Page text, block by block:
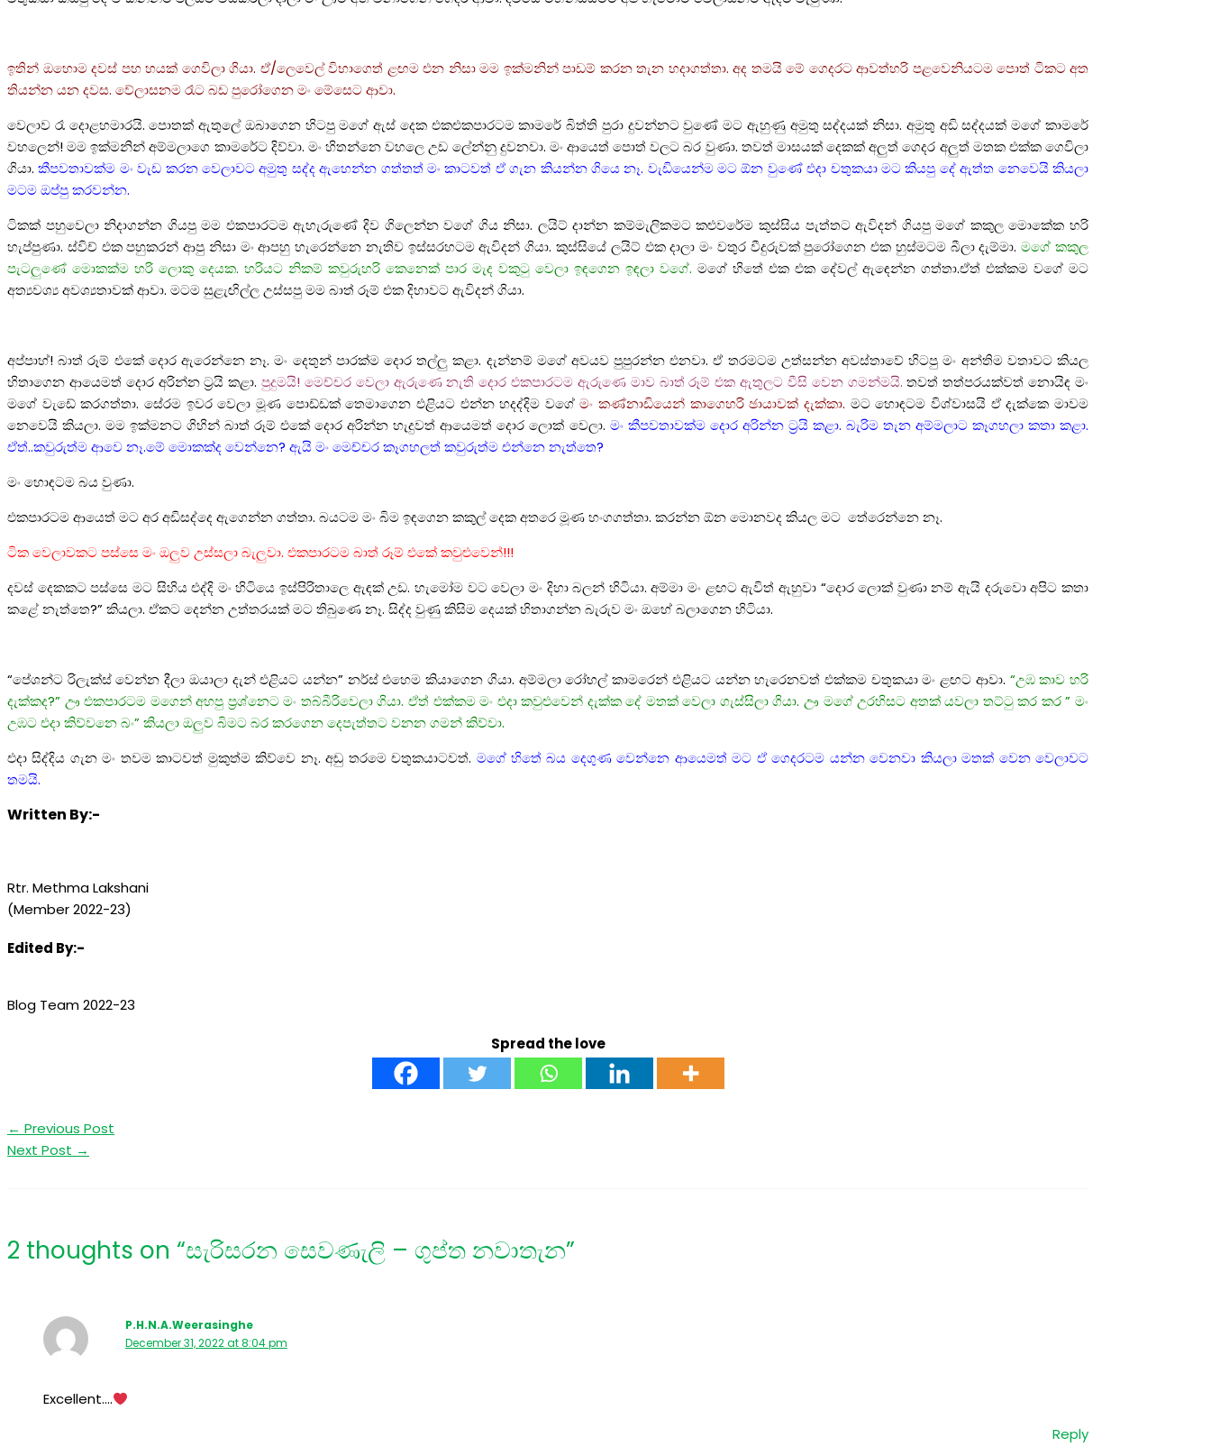
ඉතින් ඔහොම දවස් පහ හයක් ගෙවිලා ගියා. ඒ/ලෙවෙල් විභාගෙත් ළඟම එන නිසා මම ඉක්මනින් පාඩම් කරන තැන හදාගත්තා. අද තමයි මේ ගෙදරට ආවත්හරි පළවෙනියටම පොත් ටිකට අත
තියන්න යන දවස. වේලාසනම රෑට බඩ පුරෝගෙන මං මේසෙට ආවා.
වෙලාව රෑ දොළහමාරයි. පොතක් ඇතුලේ ඔබාගෙන හිටපු මගේ ඇස් දෙක එකඑකපාරටම කාමරේ බිත්ති පුරා දුවන්නට වුණේ මට ඇහුණු අමුතු සද්දයක් නිසා. අමුතු අඩි සද්දයක් මගේ කාමරේ
වහලෙන්! මම ඉක්මනින් අම්මලාගෙ කාමරේට දිව්වා. මං හිතන්නෙ වහලෙ උඩ ලේන්නු දුවනවා. මං ආයෙත් පොත් වලට බර වුණා. තවත් මාසයක් දෙකක් අලුත් ගෙදර අලුත් මතක එක්ක ගෙවිලා
ගියා.කීපවතාවක්ම මං වැඩ කරන වෙලාවට අමුතු සද්ද ඇහෙන්න ගත්තත් මං කාටවත් ඒ ගැන කියන්න ගියෙ නෑ. වැඩියෙන්ම මට ඕන වුණේ එදා චතුකයා මට කියපු දේ ඇත්ත නෙවෙයි කියලා
මටම ඔප්පු කරවන්න.
ටිකක් පහුවෙලා නිදාගන්න ගියපු මම එකපාරටම ඇහැරුණේ දිව ගිලෙන්න වගේ ගිය නිසා. ලයිට් දාන්න කම්මැලිකමට කළුවරේම කුස්සිය පැත්තට ඇවිදන් ගියපු මගේ කකුල මොකේක හරි
හැප්පුණා. ස්විච් එක පහුකරන් ආපු නිසා මං ආපහු හැරෙන්නෙ නැතිව ඉස්සරහටම ඇවිදන් ගියා. කුස්සියේ ලයිට් එක දාලා මං වතුර වීදුරුවක් පුරෝගෙන එක හුස්මටම බීලා දැම්මා.මගේ කකුල
පැටලුණේ මොකක්ම හරි ලොකු දෙයක. හරියට නිකම් කවුරුහරි කෙනෙක් පාර මැද වකුටු වෙලා ඉඳගෙන ඉඳලා වගේ. මගේ හිතේ එක එක දේවල් ඇඳෙන්න ගත්තා.ඒත් එක්කම වගේ මට
අත්‍යවශ්‍ය අවශ්‍යතාවක් ආවා. මටම සුළැඟිල්ල උස්සපු මම බාත්‍ රූම් එක දිහාවට ඇවිදන් ගියා.
අප්පාහ්! බාත් රූම් එකේ දොර ඇරෙන්නෙ නෑ. මං දෙතුන් පාරක්ම දොර තල්ලු කළා. දැන්නම් මගේ අවයව පුපුරන්න එනවා. ඒ තරමටම උත්සන්න අවස්තාවේ හිටපු මං අන්තිම වතාවට කියල
හිතාගෙන ආයෙමත් දොර අරින්න ට්‍රයි කළා.පුදුමයි! මෙච්චර වෙලා ඇරුණෙ නැති දොර එකපාරටම ඇරුණෙ මාව බාත් රූම් එක ඇතුලට වීසි වෙන ගමන්මයි. තවත් තත්පරයක්වත් නොයිඳ මං
මගේ වැඩේ කරගත්තා. සේරම ඉවර වෙලා මූණ පොඩ්ඩක් තෙමාගෙන එළියට එන්න හදද්දිම වගේමං කණ්නාඩියෙන් කාගෙහරි ඡායාවක් දැක්කා. මට හොඳටම විශ්වාසයි ඒ දැක්කෙ මාවම
නෙවෙයි කියලා. මම ඉක්මනට ගිහින් බාත් රූම් එකේ දොර අරින්න හැදුවත් ආයෙමත් දොර ලොක් වෙලා. මං කීපවතාවක්ම දොර අරින්න ට්‍රයි කළා. බැරිම තැන අම්මලාට කෑගහලා කතා කළා.
ඒත්..කවුරුත්ම ආවෙ නෑ.මේ මොකක්ද වෙන්නෙ? ඇයි මං මෙච්චර කෑගහලත් කවුරුත්ම එන්නෙ නැත්තෙ?
මං හොඳටම බය වුණා.
එකපාරටම ආයෙත් මට අර අඩිසද්දෙ ඇගෙන්න ගත්තා. බයටම මං බිම ඉඳගෙන කකුල් දෙක අතරෙ මූණ හංගගත්තා. කරන්න ඕන මොනවද කියල මට තේරෙන්නෙ නෑ.
ටික වෙලාවකට පස්සෙ මං ඔලුව උස්සලා බැලුවා. එකපාරටම බාත් රූම් එකේ කවුළුවෙන්!!!
දවස් දෙකකට පස්සෙ මට සිහිය එද්දි මං හිටියෙ ඉස්පිරිතාලෙ ඇඳක් උඩ. හැමෝම වට වෙලා මං දිහා බලන් හිටියා. අම්මා මං ළඟට ඇවිත් ඇහුවා “දොර ලොක් වුණා නම් ඇයි දරුවො අපිට කතා
කළේ නැත්තෙ?” කියලා. ඒකට දෙන්න උත්තරයක් මට තිබුණෙ නෑ. සිද්ද වුණු කිසිම දෙයක් හිතාගන්න බැරුව මං ඔහේ බලාගෙන හිටියා.
“පේශන්ට රිලැක්ස් වෙන්න දීලා ඔයාලා දැන් එළියට යන්න” නර්ස් එහෙම කියාගෙන ගියා. අම්මලා රෝහල් කාමරෙන් එළියට යන්න හැරෙනවත් එක්කම චතුකයා මං ළඟට ආවා. “උඹ කාව හරි
දැක්කද?” ඌ එකපාරටම මගෙන් අහපු ප්‍රශ්නෙට මං තබ්බීරිවෙලා ගියා. ඒත් එක්කම මං එදා කවුළුවෙන් දැක්ක දේ මතක් වෙලා ගැස්සිලා ගියා. ඌ මගේ උරහිසට අතක් යවලා තට්ටු කර කර ” මං
උඹට එදා කිව්වනෙ බං” කියලා ඔලුව බිමට බර කරගෙන දෙපැත්තට වනන ගමන් කිව්වා.
එදා සිද්දිය ගැන මං තවම කාටවත් මුකුත්ම කිව්වෙ නෑ. අඩු තරමෙ චතුකයාටවත්. මගේ හිතේ බය දෙගුණ වෙන්නෙ ආයෙමත් මට ඒ ගෙදරටම යන්න වෙනවා කියලා මතක් වෙන වෙලාවට
තමයි.
Written By:-
Rtr. Methma Lakshani
(Member 2022-23)
Edited By:-
Blog Team 2022-23
Spread the love
← Previous Post
Next Post →
2 thoughts on “සැරිසරන සෙවණැලි – ගුප්ත නවාතැන”
P.H.N.A.Weerasinghe
December 31, 2022 at 8:04 pm
Excellent….
Reply